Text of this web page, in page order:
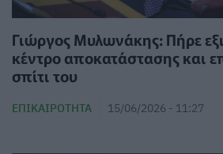
Γιώργος Μυλωνάκης: Πήρε
κέντρο αποκατάστασης και
σπίτι του
ΕΠΙΚΑΙΡΌΤΗΤΑ 15/06/2026 - 11:27